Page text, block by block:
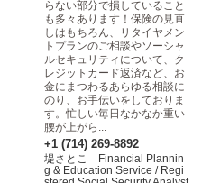
らない部分で損していること
も多々あります！保険の見直
しはもちろん、リタイヤメン
トプランのご相談やソーシャ
ルセキュリティについて、ク
レジットカード返済など、お
金にまつわるあらゆる相談に
のり、お手伝いをしておりま
す。忙しい毎日なかなか重い
腰が上がら...
+1 (714) 269-8892
堤さとこ Financial Plannin
g & Education Service / Regi